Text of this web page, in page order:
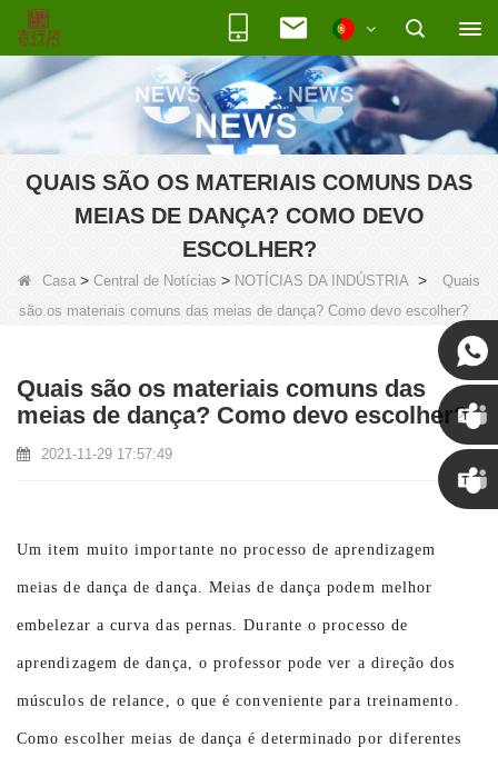
QUAIS SÃO OS MATERIAIS COMUNS DAS
MEIAS DE DANÇA? COMO DEVO
ESCOLHER?
Casa > Central de Notícias > NOTÍCIAS DA INDÚSTRIA >
Quais
são os materiais comuns das meias de dança? Como devo escolher?
Quais são os materiais comuns das
meias de dança? Como devo escolher?
2021-11-29 17:57:49
Um item muito importante no processo de aprendizagem
meias de dança de dança. Meias de dança podem melhor
embelezar a curva das pernas. Durante o processo de
aprendizagem de dança, o professor pode ver a direção dos
músculos de relance, o que é conveniente para treinamento.
Como escolher meias de dança é determinado por diferentes
Susan